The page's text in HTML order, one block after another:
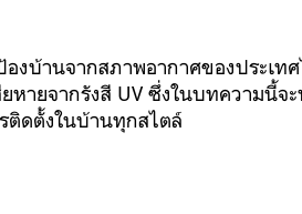
งบ้านจากสภาพอากาศของประเท
หายจากรังสี UV ซึ่งในบทความนี้
ติดตั้งในบ้านทุกสไตล์